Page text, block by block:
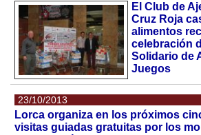
El Club de
Cruz Roja
alimentos
celebración
Solidario de
Juegos
23/10/2013
Lorca organiza en los próximos
visitas guiadas gratuitas por los